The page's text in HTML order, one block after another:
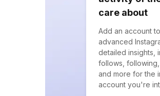
care about
Add an account
advanced
detailed insights,
follows, following,
and more for the
account you're